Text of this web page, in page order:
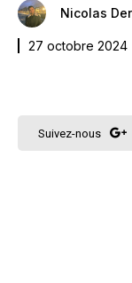
Nicolas
27 octobre 2024
Suivez-nous